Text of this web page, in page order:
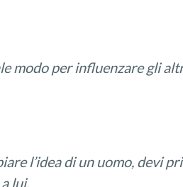
modo per influenzare gli
l’ideadi un uomo, devi
lui.